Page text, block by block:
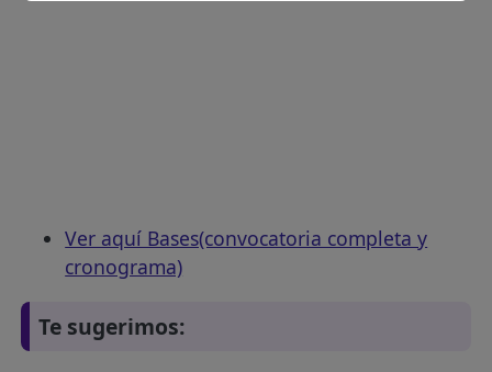
Ver aquí Bases(convocatoria completa y
cronograma)
Te sugerimos: